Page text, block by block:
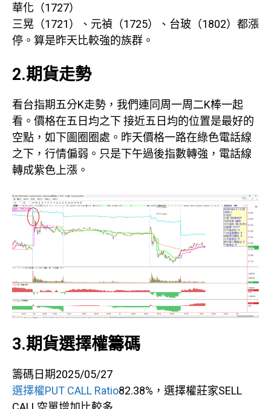
華化（1727）
三晃（1721）、元禎（1725）、台玻（1802）都漲
停。算是昨天比較強的族群。
2.期貨走勢
看台指期五分K走勢，我們連同周一周二K棒一起
看。價格在五日均之下 接近五日均的位置是最好的
空點，如下圖圈圈處。昨天價格一路在綠色電話線
之下，行情偏弱。只是下午過後指數轉強，電話線
轉成紫色上漲。
3.期貨選擇權籌碼
籌碼日期2025/05/27
選擇權PUT CALL Ratio82.38%，選擇權莊家SELL